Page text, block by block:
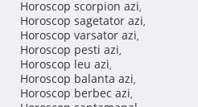
Horoscop scorpion azi,
Horoscop sagetator azi,
Horoscop varsator azi,
Horoscop pesti azi,
Horoscop leu azi,
Horoscop balanta azi,
Horoscop berbec azi,